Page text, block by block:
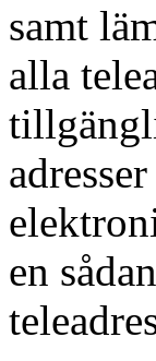
samt
alla
en